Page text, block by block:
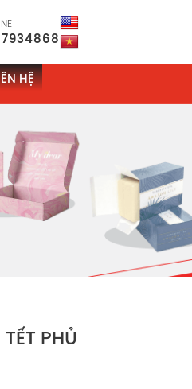
HỆ
PHỦ